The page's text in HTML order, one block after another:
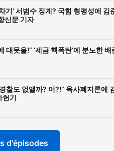
' 서범수 징계? 국힘 형평성에 김
신문 기자
못을!” ‘세금 핵폭탄‘에 분노한 배
도 없앨까? 어?!” 육사폐지론에
헌기
d'épisodes